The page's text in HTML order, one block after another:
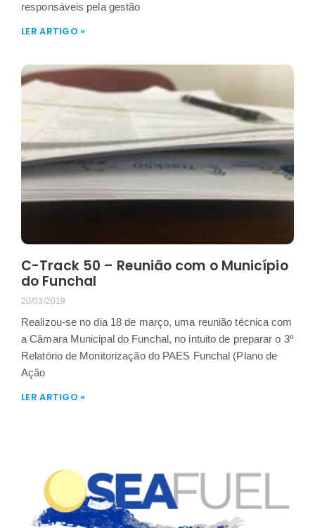
responsáveis pela gestão
LER ARTIGO »
C-Track 50 – Reunião com o Município
do Funchal
20/03/2019
Realizou-se no dia 18 de março, uma reunião técnica com
a Câmara Municipal do Funchal, no intuito de preparar o 3º
Relatório de Monitorização do PAES Funchal (Plano de
Ação
LER ARTIGO »